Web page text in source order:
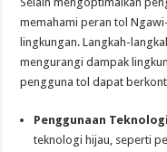
memahami peran tol
lingkungan. Langkah-
mengurangi dampak
pengguna tol dapat
Penggunaan
teknologi hijau, seperti